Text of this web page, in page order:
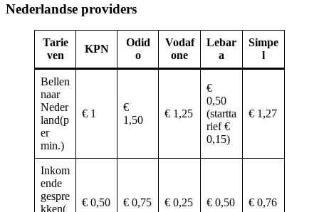
Nederlandse providers
Tarie
ven
KPN
Odid
o
Vodaf
one
Lebar
a
Simpe
l
Bellen
naar
Neder
land(p
er
min.)
€ 1
€
1,50
€ 1,25
€
0,50
(startta
rief €
0,15)
€ 1,27
Inkom
ende
gespre
kken(
€ 0,50 € 0,75 € 0,25 € 0,50 € 0,76